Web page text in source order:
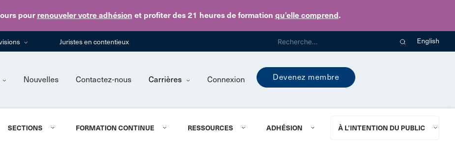
pour renouveler votre adhésion et profiter des 21 heures de formation qu’elle comprend.
Skip to main content
Juristes en contentieux English
Nouvelles Contactez-nous Carrières Connexion Devenez membre
SECTIONS FORMATION CONTINUE RESSOURCES ADHÉSION À L’INTENTION DU PUBLIC